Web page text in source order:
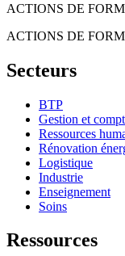
ACTIONS DE
ACTIONS DE
Secteurs
BTP
Gestion et
Ressources
Rénovation
Logistique
Industrie
Enseignement
Soins
Ressources